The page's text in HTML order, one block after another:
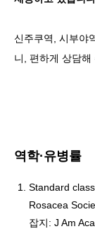
신주쿠역, 시부야
니, 편하게 상담해
역학·유병률
Standard
Rosacea
잡지: J Am